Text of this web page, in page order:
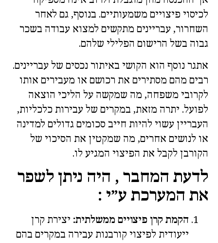
לכיסוי פיצויים משמעותיים. בנוסף, גם לאחר
השחרור, עבריינים מתקשים למצוא עבודה בשכר
גבוה בשל הרישום הפלילי שלהם.
אתגר נוסף הוא הקושי באיתור נכסים של עבריינים.
רבים מהם מסתירים את רכושם או מעבירים אותו
לקרובי משפחה, מה שמקשה על הליכי הוצאה
לפועל. יתרה מזאת, במקרים של עבירות כלכליות,
העבריין עשוי להיות חייב סכומים גדולים למדינה
או לנושים אחרים, מה שמקטין את הסיכוי של
הקורבן לקבל את הפיצוי המגיע לו.
לדעת המחבר , היה ניתן לשפר
את המערכת ע״י :
הקמת קרן פיצויים ממשלתית: יצירת קרן
ייעודית לפיצוי קורבנות עבירה במקרים בהם